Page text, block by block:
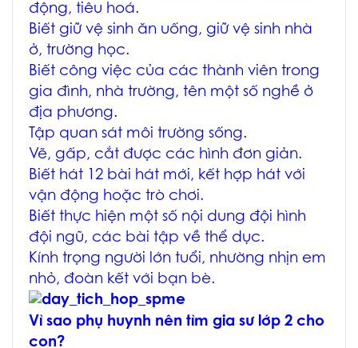
động, tiêu hoá.
Biết giữ vệ sinh ăn uống, giữ vệ sinh nhà
ở, trường học.
Biết công việc của các thành viên trong
gia đình, nhà trường, tên một số nghề ở
địa phương.
Tập quan sát môi trường sống.
Vẽ, gấp, cắt được các hình đơn giản.
Biết hát 12 bài hát mới, kết hợp hát với
vận động hoặc trò chơi.
Biết thực hiện một số nội dung đội hình
đội ngũ, các bài tập về thể dục.
Kính trọng người lớn tuổi, nhường nhịn em
nhỏ, đoàn kết với bạn bè.
Vì sao phụ huynh nên tìm gia sư lớp 2 cho
con?